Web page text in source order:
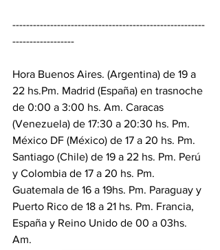
--------------------------------------------------------
------------------
Hora Buenos Aires. (Argentina) de 19 a
22 hs.Pm. Madrid (España) en trasnoche
de 0:00 a 3:00 hs. Am. Caracas
(Venezuela) de 17:30 a 20:30 hs. Pm.
México DF (México) de 17 a 20 hs. Pm.
Santiago (Chile) de 19 a 22 hs. Pm. Perú
y Colombia de 17 a 20 hs. Pm.
Guatemala de 16 a 19hs. Pm. Paraguay y
Puerto Rico de 18 a 21 hs. Pm. Francia,
España y Reino Unido de 00 a 03hs.
Am.